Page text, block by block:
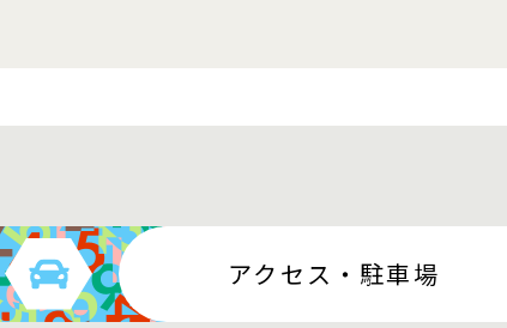
アクセス ・駐車場